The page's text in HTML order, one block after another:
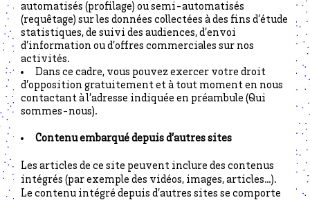
automatisés (profilage) ou semi-automatisés
(requêtage) sur les données collectées à des fins d’étude
statistiques, de suivi des audiences, d’envoi
d’information ou d’offres commerciales sur nos
activités.
Dans ce cadre, vous pouvez exercer votre droit
d’opposition gratuitement et à tout moment en nous
contactant à l’adresse indiquée en préambule (Qui
sommes-nous).
Contenu embarqué depuis d’autres sites
Les articles de ce site peuvent inclure des contenus
intégrés (par exemple des vidéos, images, articles…).
Le contenu intégré depuis d’autres sites se comporte